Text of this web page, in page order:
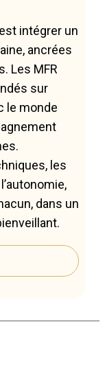
intégrer un
ancrées
Les MFR
sur
le monde
les
dans un